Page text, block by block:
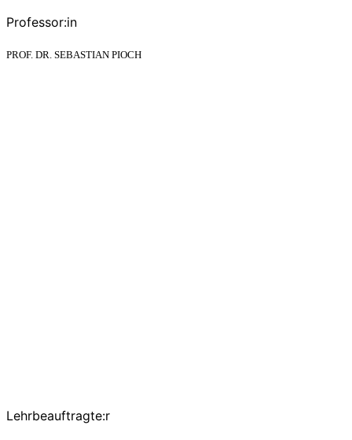
Professor:in
PROF. DR. SEBASTIAN PIOCH
Lehrbeauftragte:r